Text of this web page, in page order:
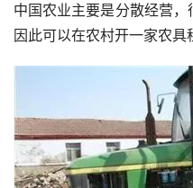
中国农业主要是分散经营，
因此可以在农村开一家农具